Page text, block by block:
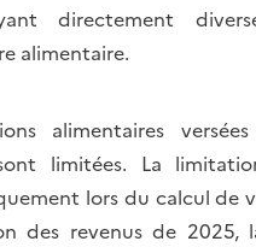
directement
alimentaire.
alimentaires
limitées. La
lors du calcul de
des revenus de 2025,